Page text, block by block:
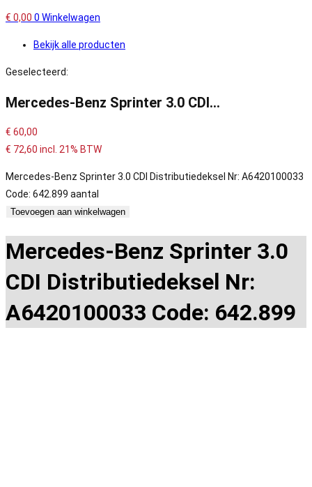
€ 0,00 0 Winkelwagen
Bekijk alle producten
Geselecteerd:
Mercedes-Benz Sprinter 3.0 CDI…
€ 60,00
€ 72,60 incl. 21% BTW
Mercedes-Benz Sprinter 3.0 CDI Distributiedeksel Nr: A6420100033
Code: 642.899 aantal
Toevoegen aan winkelwagen
Mercedes-Benz Sprinter 3.0
CDI Distributiedeksel Nr:
A6420100033 Code: 642.899